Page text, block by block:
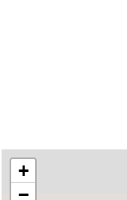
+
−